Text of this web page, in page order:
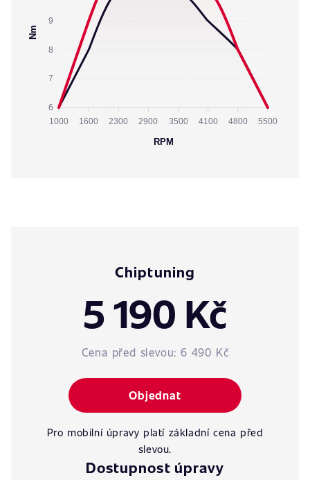
9
8
7
6
Nm
1000 1600 2300 2900 3500 4100 4800 5500
RPM
Chiptuning
5 190 Kč
Cena před slevou: 6 490 Kč
Objednat
Pro mobilní úpravy platí základní cena před
slevou.
Dostupnost úpravy